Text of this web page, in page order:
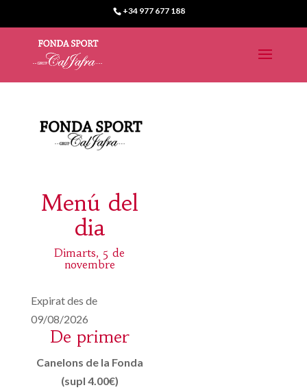
+34 977 677 188
Menú del
dia
Dimarts, 5 de
novembre
Expirat des de
09/08/2026
De primer
Canelons de la Fonda
(supl 4.00€)